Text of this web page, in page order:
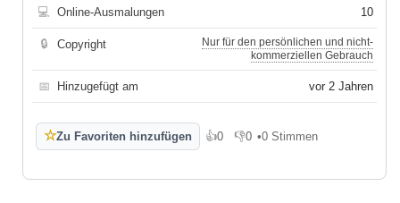
💻 Online-Ausmalungen 10
🔒 Copyright
Nur für den persönlichen und nicht-
kommerziellen Gebrauch
📅 Hinzugefügt am vor 2 Jahren
☆Zu Favoriten hinzufügen 👍0
Gefällt mir
👎0
Gefällt mir nicht
•0 Stimmen